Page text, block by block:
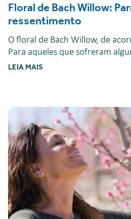
Floral de Bach Willow:
ressentimento
O floral de Bach Willow, de
Para aqueles que sofreram
LEIA MAIS